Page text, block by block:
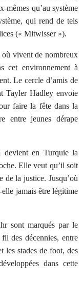
mêmes qu’au système
qui rend de tels
(« Mitwisser »).
vivent de nombreux
cet environnement à
Le cercle d’amis de
Tayler Hadley envoie
faire la fête dans la
entre jeunes dérape
en Turquie la
Elle veut qu’il soit
de la justice. Jusqu’où
jamais être légitime
sont marqués par le
des décennies, entre
les stades de foot, des
dans cette